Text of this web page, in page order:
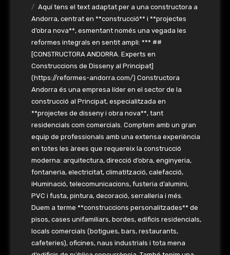
Aquí tens el text adaptat per a una constructora a
Andorra, centrat en **construcció** i **projectes
d’obra nova**, esmentant només una vegada les
reformes integrals en sentit ampli: *** ##
[CONSTRUCTORA ANDORRA. Experts en
Construccions de Disseny al Principat]
(https://reformes-andorra.com/) Constructora
Andorra és una empresa líder en el sector de la
construcció al Principat, especialitzada en
**projectes de disseny i obra nova**, tant
residencials com comercials. Comptem amb un gran
equip de professionals amb una extensa experiència
en totes les àrees que requereix la construcció
moderna: arquitectura, direcció d’obra, enginyeria,
fontaneria, electricitat, climatització, calefacció,
il·luminació, telecomunicacions, fusteria d’alumini,
PVC i fusta, pintura, decoració, serralleria i més.
Duem a terme **construccions personalitzades** de
pisos, cases unifamiliars, bordes, edificis residencials,
locals comercials (botigues, bars, restaurants,
cafeteries), oficines, naus industrials i tota mena